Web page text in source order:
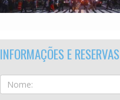
INFORMAÇÕES E RESERVAS